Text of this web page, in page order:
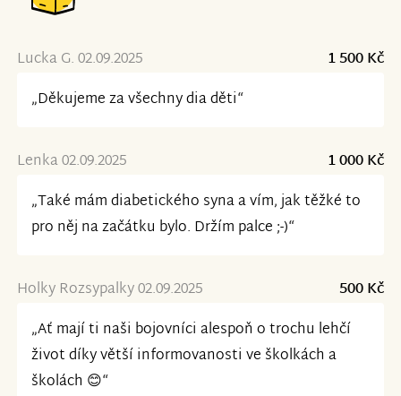
Lucka G. 02.09.2025
1 500 Kč
„Děkujeme za všechny dia děti“
Lenka 02.09.2025
1 000 Kč
„Také mám diabetického syna a vím, jak těžké to
pro něj na začátku bylo. Držím palce ;-)“
Holky Rozsypalky 02.09.2025
500 Kč
„Ať mají ti naši bojovníci alespoň o trochu lehčí
život díky větší informovanosti ve školkách a
školách 😊“